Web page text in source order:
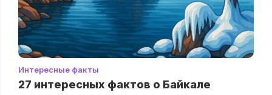
Интересные факты
27 интересных фактов о Байкале